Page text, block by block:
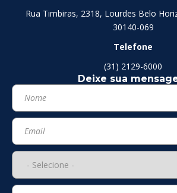
Rua Timbiras, 2318, Lourdes Belo
30140-069
Telefone
(31) 2129-6000
Deixe sua